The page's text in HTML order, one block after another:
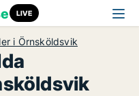
LIVE
i Örnsköldsvik